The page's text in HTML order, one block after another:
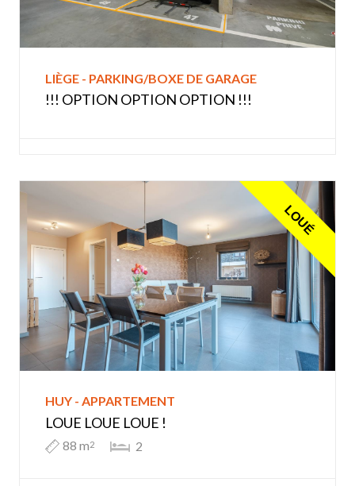
LIÈGE - PARKING/BOXE DE GARAGE
!!! OPTION OPTION OPTION !!!
HUY - APPARTEMENT
LOUE LOUE LOUE !
88 m2 2
LOUÉ